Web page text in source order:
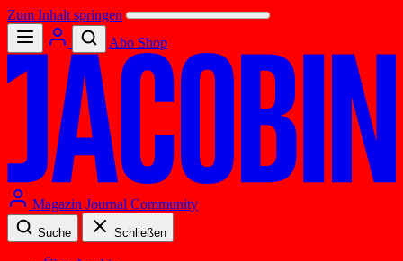
Zum Inhalt springen
Abo Shop
Magazin Journal Community
Suche Schließen